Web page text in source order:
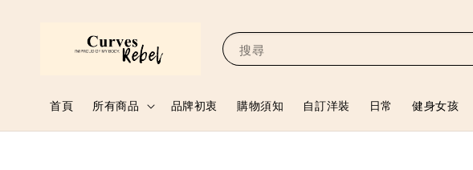
搜尋
首頁 所有商品 品牌初衷 購物須知 自訂洋裝 日常 健身女孩